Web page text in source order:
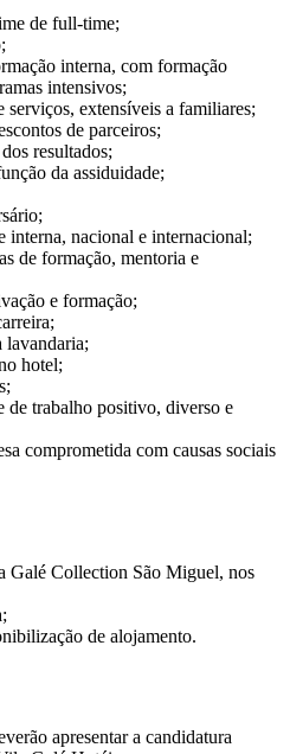
de full-time;
interna, com formação
intensivos;
serviços, extensíveis a familiares;
de parceiros;
resultados;
da assiduidade;
interna, nacional e internacional;
de formação, mentoria e
e formação;
lavandaria;
hotel;
de trabalho positivo, diverso e
comprometida com causas sociais
Galé Collection São Miguel, nos
de alojamento.
apresentar a candidatura